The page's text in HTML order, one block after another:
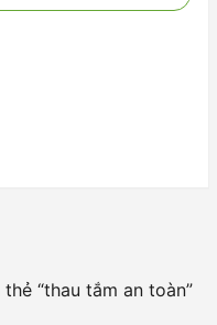
“thau tắm an toàn”